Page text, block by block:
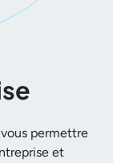
permettre
et